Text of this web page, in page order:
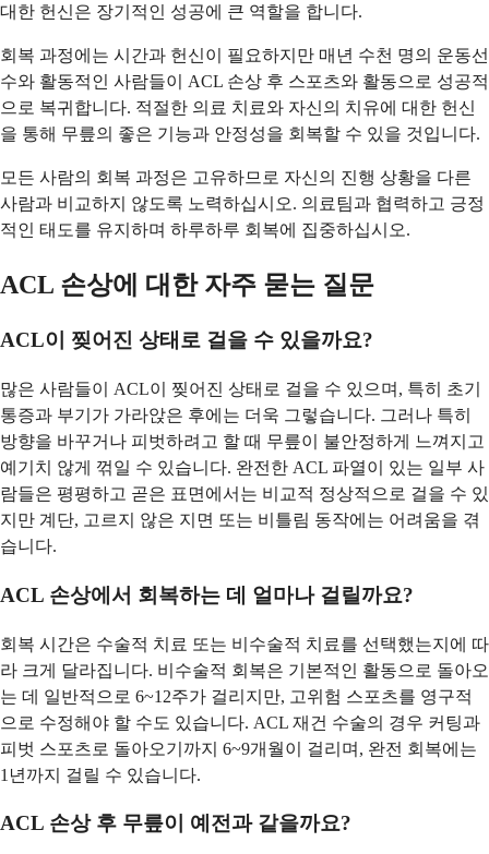
대한 헌신은 장기적인 성공에 큰 역할을 합니다.
회복 과정에는 시간과 헌신이 필요하지만 매년 수천 명의 운동선
수와 활동적인 사람들이 ACL 손상 후 스포츠와 활동으로 성공적
으로 복귀합니다. 적절한 의료 치료와 자신의 치유에 대한 헌신
을 통해 무릎의 좋은 기능과 안정성을 회복할 수 있을 것입니다.
모든 사람의 회복 과정은 고유하므로 자신의 진행 상황을 다른
사람과 비교하지 않도록 노력하십시오. 의료팀과 협력하고 긍정
적인 태도를 유지하며 하루하루 회복에 집중하십시오.
ACL 손상에 대한 자주 묻는 질문
ACL이 찢어진 상태로 걸을 수 있을까요?
많은 사람들이 ACL이 찢어진 상태로 걸을 수 있으며, 특히 초기
통증과 부기가 가라앉은 후에는 더욱 그렇습니다. 그러나 특히
방향을 바꾸거나 피벗하려고 할 때 무릎이 불안정하게 느껴지고
예기치 않게 꺾일 수 있습니다. 완전한 ACL 파열이 있는 일부 사
람들은 평평하고 곧은 표면에서는 비교적 정상적으로 걸을 수 있
지만 계단, 고르지 않은 지면 또는 비틀림 동작에는 어려움을 겪
습니다.
ACL 손상에서 회복하는 데 얼마나 걸릴까요?
회복 시간은 수술적 치료 또는 비수술적 치료를 선택했는지에 따
라 크게 달라집니다. 비수술적 회복은 기본적인 활동으로 돌아오
는 데 일반적으로 6~12주가 걸리지만, 고위험 스포츠를 영구적
으로 수정해야 할 수도 있습니다. ACL 재건 수술의 경우 커팅과
피벗 스포츠로 돌아오기까지 6~9개월이 걸리며, 완전 회복에는
1년까지 걸릴 수 있습니다.
ACL 손상 후 무릎이 예전과 같을까요?